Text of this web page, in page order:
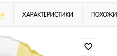
ХАРАКТЕРИСТИКИ